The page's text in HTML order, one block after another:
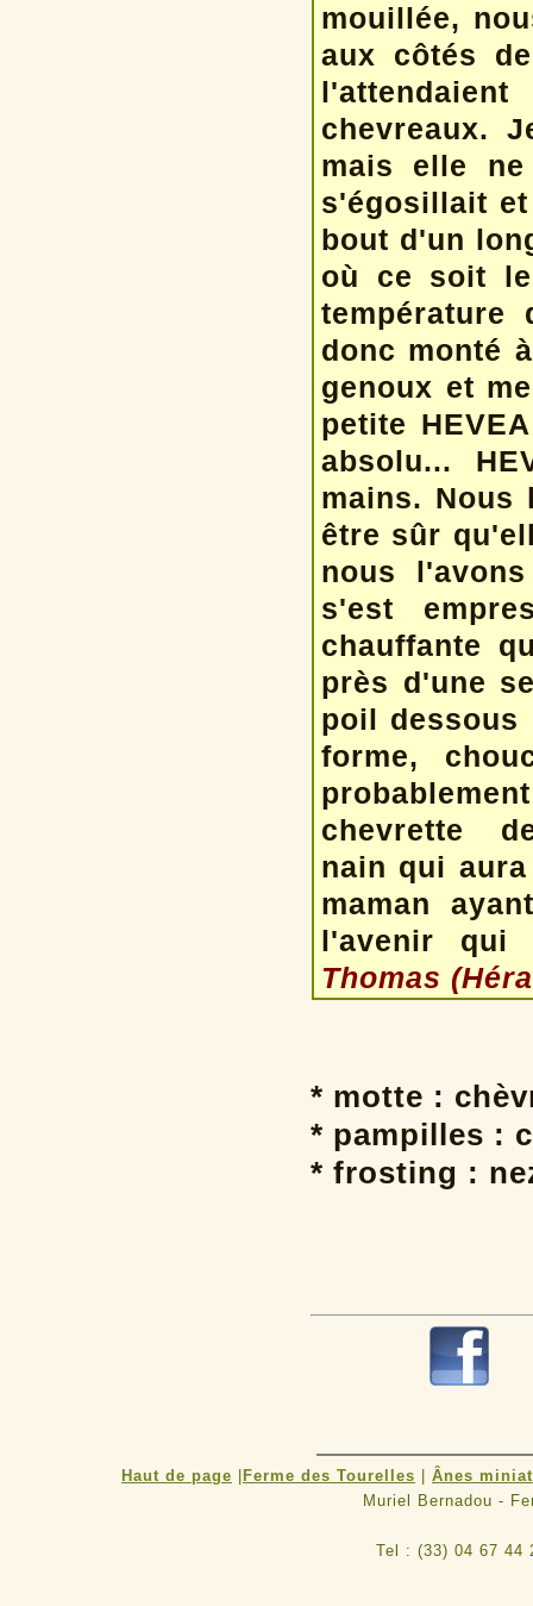
mouillée,
aux côtés
chevreaux.
mais elle
s'égosillait
bout d'un
où ce soit
donc monté
genoux et
petite
absolu...
mains. Nous
être sûr
nous
s'est
chauffante
près d'une
poil dessous
forme,
chevrette
nain qui
maman
l'avenir qui
Thomas
* motte :
* pampilles :
* frosting :
Haut de page Ferme des Tourelles
Ânes
Muriel Bernadou -
Tel : (33) 04 67 44